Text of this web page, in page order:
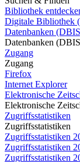
Bibliothek
Digitale Bibliothek
Datenbanken
Datenbanken
Zugang
Zugang
Firefox
Internet Explorer
Elektronische
Elektronische
Zugriffsstatistiken
Zugriffsstatistiken
Zugriffsstatistiken
Zugriffsstatistiken
Zugriffsstatistiken